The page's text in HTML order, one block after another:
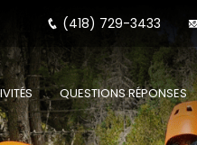
(418) 729-3433
QUESTIONS RÉPONSES